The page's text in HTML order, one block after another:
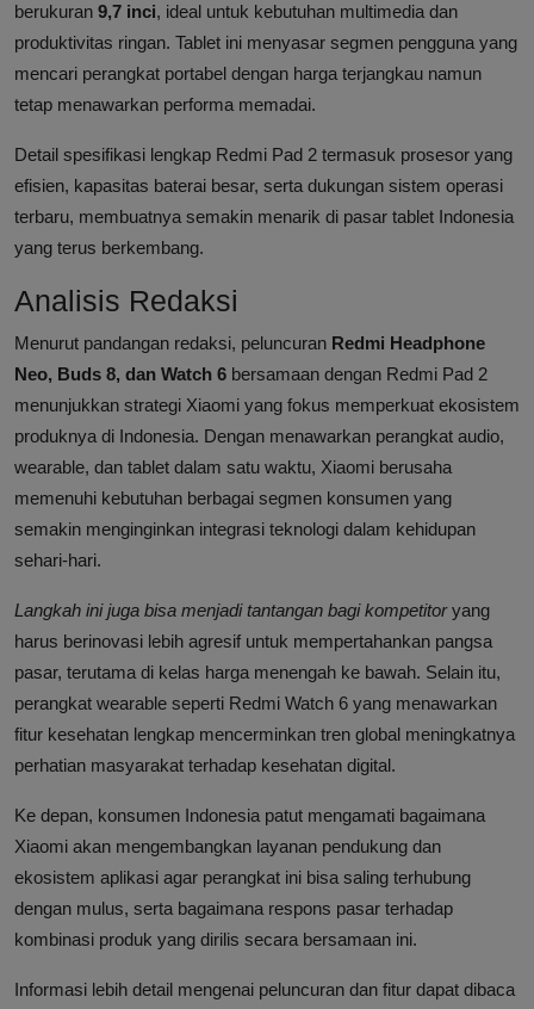
berukuran 9,7 inci, ideal untuk kebutuhan multimedia dan
produktivitas ringan. Tablet ini menyasar segmen pengguna yang
mencari perangkat portabel dengan harga terjangkau namun
tetap menawarkan performa memadai.
Detail spesifikasi lengkap Redmi Pad 2 termasuk prosesor yang
efisien, kapasitas baterai besar, serta dukungan sistem operasi
terbaru, membuatnya semakin menarik di pasar tablet Indonesia
yang terus berkembang.
Analisis Redaksi
Menurut pandangan redaksi, peluncuran Redmi Headphone
Neo, Buds 8, dan Watch 6 bersamaan dengan Redmi Pad 2
menunjukkan strategi Xiaomi yang fokus memperkuat ekosistem
produknya di Indonesia. Dengan menawarkan perangkat audio,
wearable, dan tablet dalam satu waktu, Xiaomi berusaha
memenuhi kebutuhan berbagai segmen konsumen yang
semakin menginginkan integrasi teknologi dalam kehidupan
sehari-hari.
Langkah ini juga bisa menjadi tantangan bagi kompetitoryang
harus berinovasi lebih agresif untuk mempertahankan pangsa
pasar, terutama di kelas harga menengah ke bawah. Selain itu,
perangkat wearable seperti Redmi Watch 6 yang menawarkan
fitur kesehatan lengkap mencerminkan tren global meningkatnya
perhatian masyarakat terhadap kesehatan digital.
Ke depan, konsumen Indonesia patut mengamati bagaimana
Xiaomi akan mengembangkan layanan pendukung dan
ekosistem aplikasi agar perangkat ini bisa saling terhubung
dengan mulus, serta bagaimana respons pasar terhadap
kombinasi produk yang dirilis secara bersamaan ini.
Informasi lebih detail mengenai peluncuran dan fitur dapat dibaca